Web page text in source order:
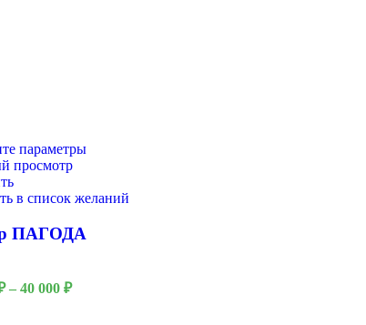
параметры
просмотр
в список желаний
ПАГОДА
– 40 000 ₽